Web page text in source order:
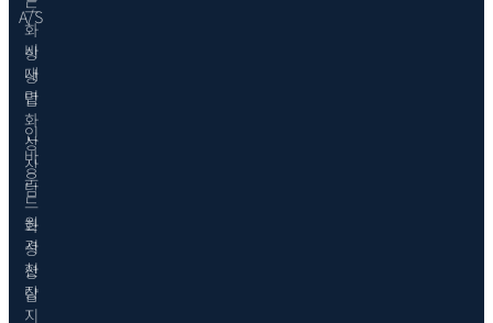
드
화
상
상
담
인
바
운
드
화
상
상
담
A/S
비
대
면
화
상
상
담
원
격
현
장
지